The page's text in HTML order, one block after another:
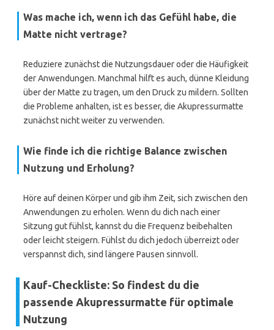
Was mache ich, wenn ich das Gefühl habe, die
Matte nicht vertrage?
Reduziere zunächst die Nutzungsdauer oder die Häufigkeit
der Anwendungen. Manchmal hilft es auch, dünne Kleidung
über der Matte zu tragen, um den Druck zu mildern. Sollten
die Probleme anhalten, ist es besser, die Akupressurmatte
zunächst nicht weiter zu verwenden.
Wie finde ich die richtige Balance zwischen
Nutzung und Erholung?
Höre auf deinen Körper und gib ihm Zeit, sich zwischen den
Anwendungen zu erholen. Wenn du dich nach einer
Sitzung gut fühlst, kannst du die Frequenz beibehalten
oder leicht steigern. Fühlst du dich jedoch überreizt oder
verspannst dich, sind längere Pausen sinnvoll.
Kauf-Checkliste: So findest du die
passende Akupressurmatte für optimale
Nutzung